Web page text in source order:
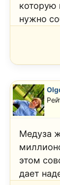
которую
нужно
Медуза
этом
дает